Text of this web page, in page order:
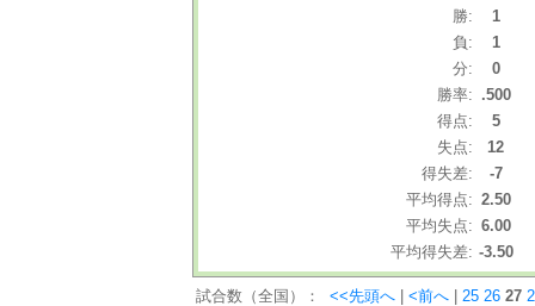
勝:
1
負:
1
分:
0
勝率: .500
得点:
5
失点:
12
得失差:
-7
平均得点: 2.50
平均失点: 6.00
平均得失差: -3.50
試合数（全国）： <<先頭へ <前へ 25 26 27